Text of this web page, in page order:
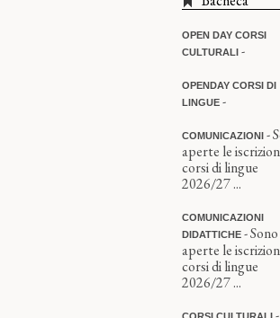
OPEN DAY CORSI
CULTURALI -
OPENDAY CORSI DI
LINGUE -
COMUNICAZIONI -
aperte le
corsi di lingue
2026/27 ...
COMUNICAZIONI
DIDATTICHE - Sono
aperte le
corsi di lingue
2026/27 ...
CORSI CULTURALI